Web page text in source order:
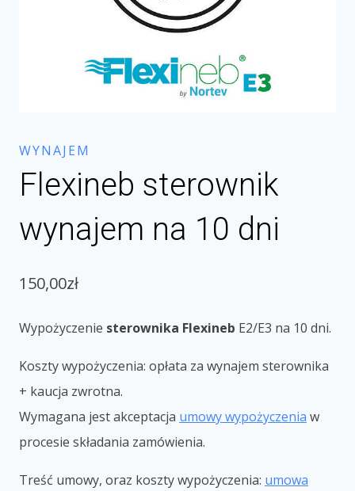
WYNAJEM
Flexineb sterownik
wynajem na 10 dni
150,00zł
Wypożyczenie sterownika Flexineb E2/E3 na 10 dni.
Koszty wypożyczenia: opłata za wynajem sterownika
+ kaucja zwrotna.
Wymagana jest akceptacja umowy wypożyczenia w
procesie składania zamówienia.
Treść umowy, oraz koszty wypożyczenia: umowa